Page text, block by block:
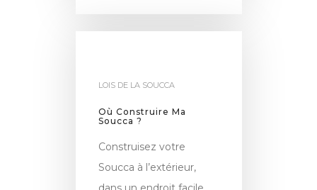
LOIS DE LA SOUCCA
Où Construire Ma
Soucca ?
Construisez votre
Soucca à l’extérieur,